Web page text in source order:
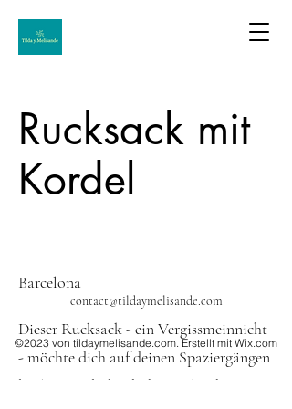
Rucksack mit
Kordel
Barcelona
Dieser Rucksack - ein Vergissmeinnicht
- möchte dich auf deinen Spaziergängen
begleiten, ob durch den Park oder zur
contact@tildaymelisande.com
©2023 von tildaymelisande.com. Erstellt mit Wix.com